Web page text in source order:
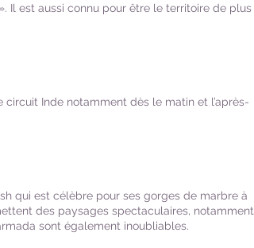
Il est aussi connu pour être le territoire de plus
Inde notamment dès le matin et l’après-
qui est célèbre pour ses gorges de marbre à
des paysages spectaculaires, notamment
sont également inoubliables.